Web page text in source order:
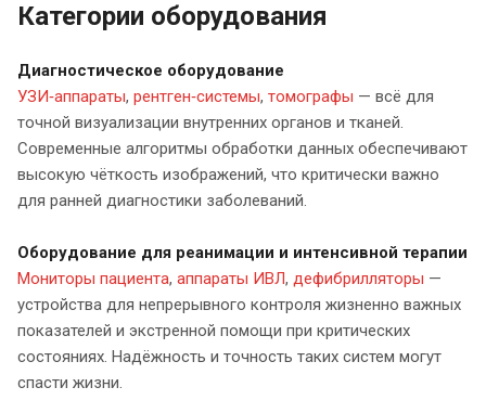
Категории оборудования
Диагностическое оборудование
УЗИ‑аппараты, рентген‑системы, томографы — всё для
точной визуализации внутренних органов и тканей.
Современные алгоритмы обработки данных обеспечивают
высокую чёткость изображений, что критически важно
для ранней диагностики заболеваний.
Оборудование для реанимации и интенсивной терапии
Мониторы пациента, аппараты ИВЛ, дефибрилляторы —
устройства для непрерывного контроля жизненно важных
показателей и экстренной помощи при критических
состояниях. Надёжность и точность таких систем могут
спасти жизни.